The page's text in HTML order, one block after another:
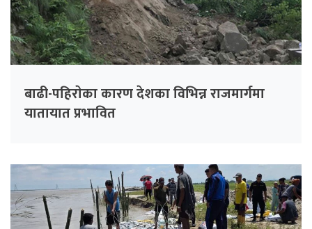
बाढी-पहिराेका कारण देशका विभिन्न राजमार्गमा
यातायात प्रभावित